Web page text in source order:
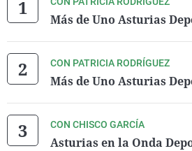
Más de Uno Asturias
CON PATRICIA RODRÍGUEZ
Más de Uno Asturias
CON CHISCO GARCÍA
Asturias en la Onda